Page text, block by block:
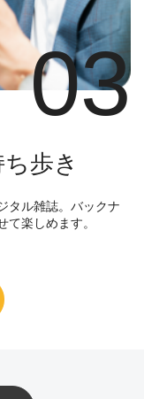
03
歩き
タル雑誌。バックナ
て楽しめます。